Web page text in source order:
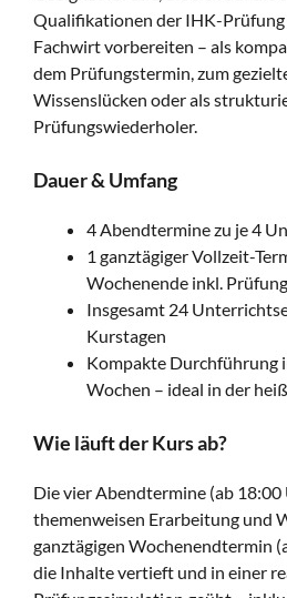
Qualifikationen der IHK-Prüfung
Fachwirt vorbereiten – als
dem Prüfungstermin, zum
Wissenslücken oder als
Prüfungswiederholer.
Dauer & Umfang
4 Abendtermine zu je 4
1 ganztägiger Vollzeit-
Wochenende inkl.
Insgesamt 24
Kurstagen
Kompakte Durchführung
Wochen – ideal in der
Wie läuft der Kurs ab?
Die vier Abendtermine (ab 18:00
themenweisen Erarbeitung und
ganztägigen Wochenendtermin
die Inhalte vertieft und in einer